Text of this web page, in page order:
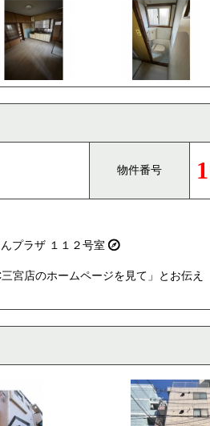
物件番号
プラザ １１２号室
宮店のホームページを見て」とお伝え